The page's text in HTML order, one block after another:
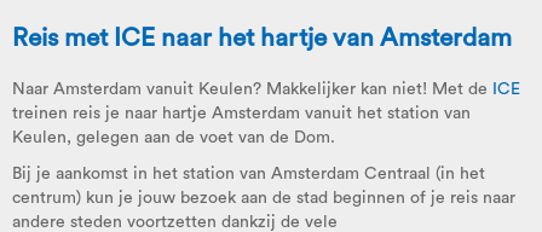
Reis met ICE naar het hartje van Amsterdam
Naar Amsterdam vanuit Keulen? Makkelijker kan niet! Met de
ICE
treinen reis je naar hartje Amsterdam vanuit het station van
Keulen, gelegen aan de voet van de Dom.
Bij je aankomst in het station van Amsterdam Centraal (in het
centrum) kun je jouw bezoek aan de stad beginnen of je reis naar
andere steden voortzetten dankzij de vele